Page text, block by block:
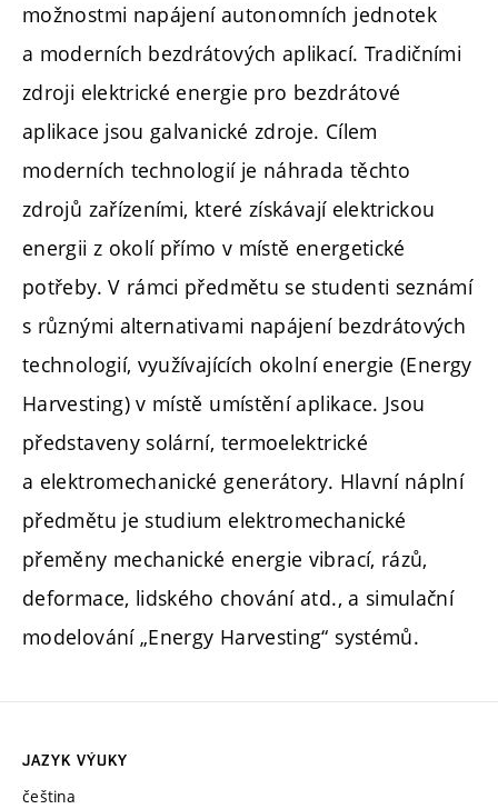
možnostmi napájení autonomních jednotek
a moderních bezdrátových aplikací. Tradičními
zdroji elektrické energie pro bezdrátové
aplikace jsou galvanické zdroje. Cílem
moderních technologií je náhrada těchto
zdrojů zařízeními, které získávají elektrickou
energii z okolí přímo v místě energetické
potřeby. V rámci předmětu se studenti seznámí
s různými alternativami napájení bezdrátových
technologií, využívajících okolní energie (Energy
Harvesting) v místě umístění aplikace. Jsou
představeny solární, termoelektrické
a elektromechanické generátory. Hlavní náplní
předmětu je studium elektromechanické
přeměny mechanické energie vibrací, rázů,
deformace, lidského chování atd., a simulační
modelování „Energy Harvesting“ systémů.
JAZYK VÝUKY
čeština